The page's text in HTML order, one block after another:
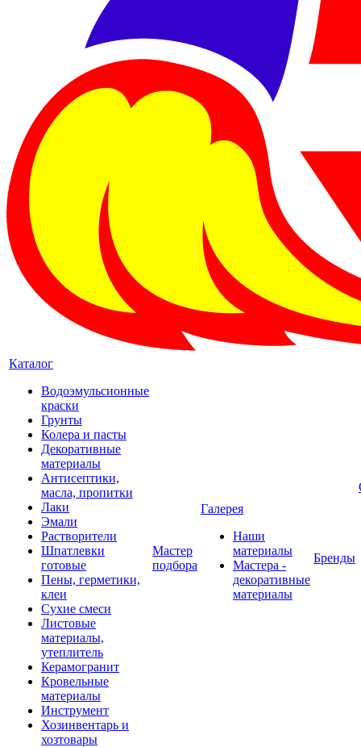
Каталог
Водоэмульсионные
краски
Грунты
Колера и пасты
Декоративные
материалы
Антисептики,
масла, пропитки
Лаки
Эмали
Растворители
Шпатлевки
готовые
Пены, герметики,
клеи
Сухие смеси
Листовые
материалы,
утеплитель
Керамогранит
Кровельные
материалы
Инструмент
Хозинвентарь и
хозтовары
Мастер
подбора
Галерея
Наши
материалы
Мастера -
декоративные
материалы
Бренды